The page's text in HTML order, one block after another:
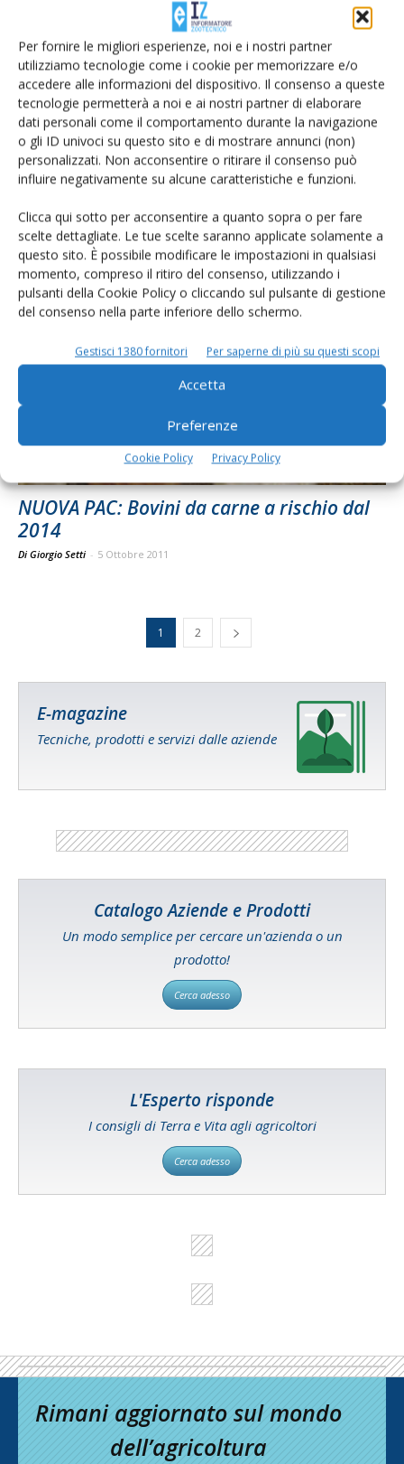
Per fornire le migliori esperienze, noi e i nostri partner
utilizziamo tecnologie come i cookie per memorizzare e/o
accedere alle informazioni del dispositivo. Il consenso a queste
tecnologie permetterà a noi e ai nostri partner di elaborare
dati personali come il comportamento durante la navigazione
o gli ID univoci su questo sito e di mostrare annunci (non)
personalizzati. Non acconsentire o ritirare il consenso può
influire negativamente su alcune caratteristiche e funzioni.
Clicca qui sotto per acconsentire a quanto sopra o per fare
scelte dettagliate. Le tue scelte saranno applicate solamente a
questo sito. È possibile modificare le impostazioni in qualsiasi
momento, compreso il ritiro del consenso, utilizzando i
pulsanti della Cookie Policy o cliccando sul pulsante di gestione
del consenso nella parte inferiore dello schermo.
Gestisci 1380 fornitori Per saperne di più su questi scopi
Accetta
Preferenze
Cookie Policy Privacy Policy
Piemonte: A prezzo indicizzato il 50% del
latte
Di Francesca Baccino 10 Novembre 2011
NUOVA PAC: Bovini da carne a rischio dal
2014
Di Giorgio Setti - 5 Ottobre 2011
1 2
E-magazine
Tecniche, prodotti e servizi dalle aziende
Catalogo Aziende e Prodotti
Un modo semplice per cercare un'azienda o un
prodotto!
Cerca adesso
L'Esperto risponde
I consigli di Terra e Vita agli agricoltori
Cerca adesso
Rimani aggiornato sul mondo
dell’agricoltura